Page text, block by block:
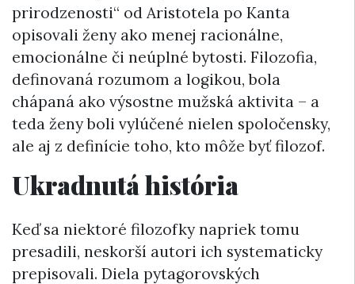
prirodzenosti“ od Aristotela po Kanta
opisovali ženy ako menej racionálne,
emocionálne či neúplné bytosti. Filozofia,
definovaná rozumom a logikou, bola
chápaná ako výsostne mužská aktivita – a
teda ženy boli vylúčené nielen spoločensky,
ale aj z definície toho, kto môže byť filozof.
Ukradnutá história
Keď sa niektoré filozofky napriek tomu
presadili, neskorší autori ich systematicky
prepisovali. Diela pytagorovských